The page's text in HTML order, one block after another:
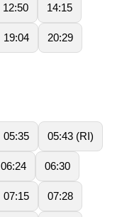
12:50 14:15
19:04 20:29
05:35 05:43 (RI)
06:24 06:30
07:15 07:28